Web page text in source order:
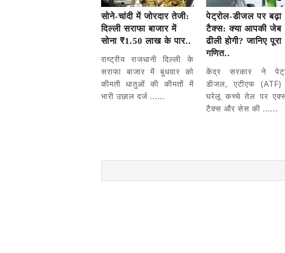
सोने-चांदी में जोरदार तेजी:
दिल्ली सराफा बाजार में
सोना ₹1.50 लाख के पार..
राष्ट्रीय राजधानी दिल्ली के
सराफा बाजार में बुधवार को
कीमती धातुओं की कीमतों में
भारी उछाल दर्ज ......
पेट्रोल-डीजल पर बढ़ा
टैक्स: क्या आपकी जेब
ढीली होगी? जानिए पूरा
गणित..
केंद्र सरकार ने
डीजल, एटीएफ
घरेलू कच्चे तेल पर
टैक्स और सेस की ......